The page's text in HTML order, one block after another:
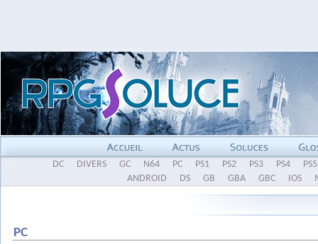
DC DIVERS GC N64 PC PS1 PS2 PS3 PS4
PS5
ANDROID
DS GB GBA GBC IOS
PC